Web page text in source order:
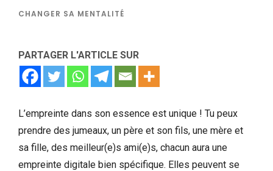
CHANGER SA MENTALITÉ
PARTAGER L'ARTICLE SUR
L’empreinte dans son essence est unique ! Tu peux
prendre des jumeaux, un père et son fils, une mère et
sa fille, des meilleur(e)s ami(e)s, chacun aura une
empreinte digitale bien spécifique. Elles peuvent se